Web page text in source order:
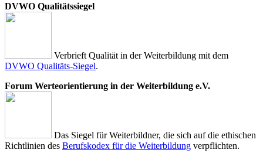
DVWO Qualitätssiegel
Verbrieft Qualität in der Weiterbildung mit dem
DVWO Qualitäts-Siegel.
Forum Werteorientierung in der Weiterbildung e.V.
Das Siegel für Weiterbildner, die sich auf die ethischen
Richtlinien des Berufskodex für die Weiterbildung verpflichten.